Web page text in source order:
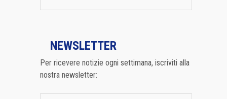
NEWSLETTER
Per ricevere notizie ogni settimana, iscriviti alla
nostra newsletter: